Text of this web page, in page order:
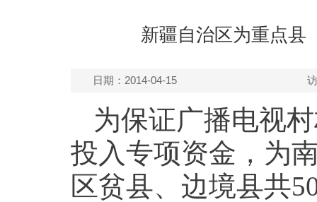
新疆自治区为重点县
日期：2014-04-15
为保证广播电视
投入专项资金，为
区贫县、边境县共